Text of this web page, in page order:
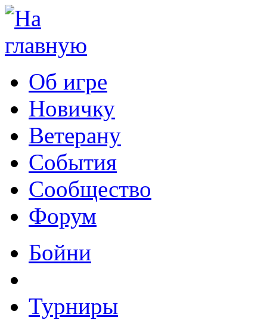
Об игре
Новичку
Ветерану
События
Сообщество
Форум
Бойни
Турниры